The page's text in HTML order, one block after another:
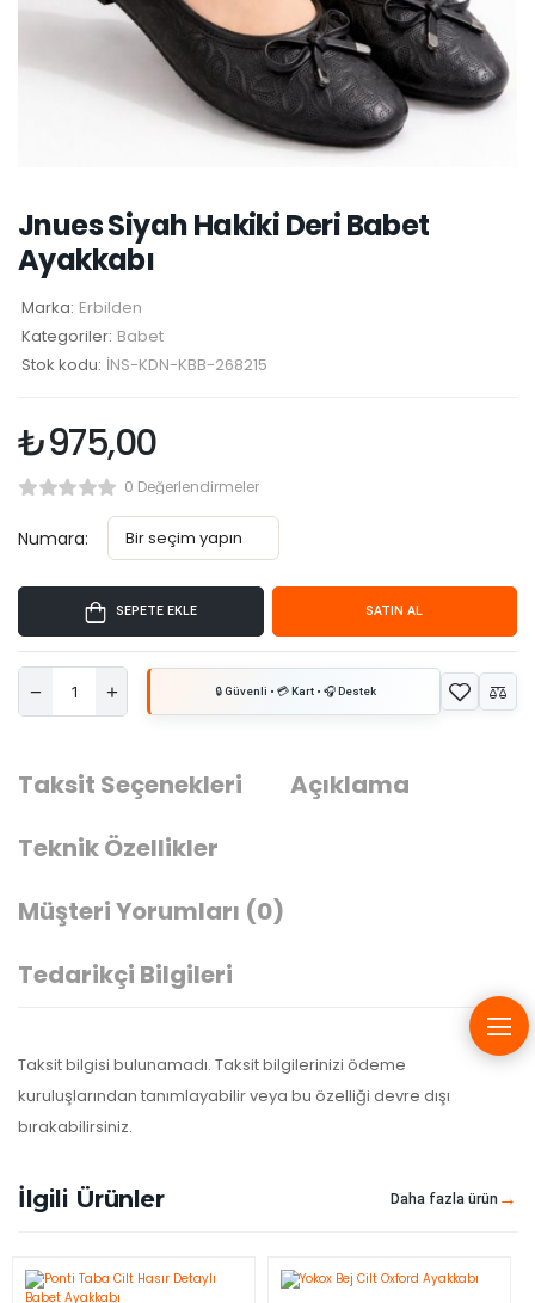
Jnues Siyah Hakiki Deri Babet
Ayakkabı
Marka: Erbilden
Kategoriler: Babet
Stok kodu: İNS-KDN-KBB-268215
₺975,00
0 Değerlendirmeler
Numara:
SEPETE EKLE SATIN AL
Taksit Seçenekleri
Açıklama
Teknik Özellikler
Müşteri Yorumları (0)
Tedarikçi Bilgileri
Taksit bilgisi bulunamadı. Taksit bilgilerinizi ödeme
kuruluşlarından tanımlayabilir veya bu özelliği devre dışı
bırakabilirsiniz.
İlgili Ürünler Daha fazla ürün